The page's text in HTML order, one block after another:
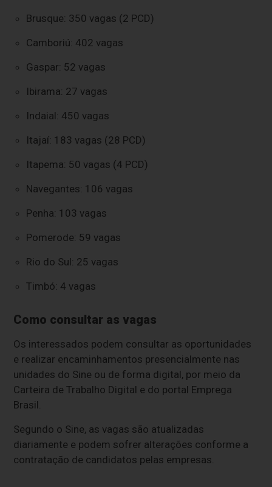
Brusque: 350 vagas (2 PCD)
Camboriú: 402 vagas
Gaspar: 52 vagas
Ibirama: 27 vagas
Indaial: 450 vagas
Itajaí: 183 vagas (28 PCD)
Itapema: 50 vagas (4 PCD)
Navegantes: 106 vagas
Penha: 103 vagas
Pomerode: 59 vagas
Rio do Sul: 25 vagas
Timbó: 4 vagas
Como consultar as vagas
Os interessados podem consultar as oportunidades
e realizar encaminhamentos presencialmente nas
unidades do Sine ou de forma digital, por meio da
Carteira de Trabalho Digital e do portal Emprega
Brasil.
Segundo o Sine, as vagas são atualizadas
diariamente e podem sofrer alterações conforme a
contratação de candidatos pelas empresas.